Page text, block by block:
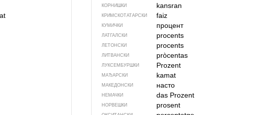
КОРНИШКИ kansran
КРИМСКОТАТАРСКИ faiz
КУМИЧКИ процент
ЛАТГАЛСКИ procents
ЛЕТОНСКИ procents
ЛИТВАНСКИ pròcentas
ЛУКСЕМБУРШКИ Prozent
МАЂАРСКИ kamat
МАКЕДОНСКИ насто
НЕМАЧКИ das Prozent
НОРВЕШКИ prosent